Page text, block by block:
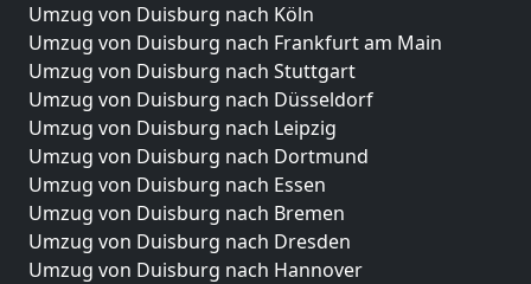
Umzug von Duisburg nach Köln
Umzug von Duisburg nach Frankfurt am Main
Umzug von Duisburg nach Stuttgart
Umzug von Duisburg nach Düsseldorf
Umzug von Duisburg nach Leipzig
Umzug von Duisburg nach Dortmund
Umzug von Duisburg nach Essen
Umzug von Duisburg nach Bremen
Umzug von Duisburg nach Dresden
Umzug von Duisburg nach Hannover